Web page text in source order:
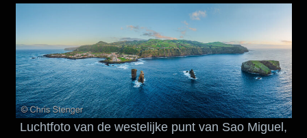
Luchtfoto van de westelijke punt van Sao Miguel,